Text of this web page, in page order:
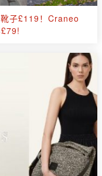
子£119！Craneo